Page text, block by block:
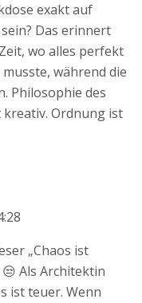
exakt auf
Das erinnert
wo alles perfekt
während die
Philosophie des
kreativ. Ordnung ist
„Chaos ist
Als Architektin
ist teuer. Wenn